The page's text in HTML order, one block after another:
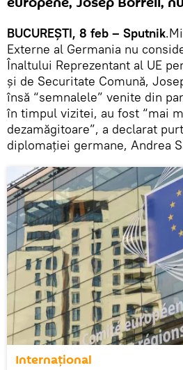
BUCUREȘTI, 8 feb – Sputnik
Externe al Germania nu
Înaltului Reprezentant al UE
și de Securitate Comună,
însă “semnalele” venite din
în timpul vizitei, au fost “mai
dezamăgitoare”, a declarat
diplomației germane, Andrea
Internaţional